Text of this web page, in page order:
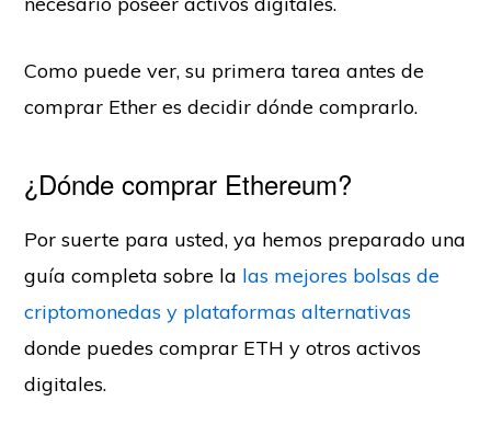
Como puede ver, su primera tarea antes de
comprar Ether es decidir dónde comprarlo.
¿Dónde comprar Ethereum?
Por suerte para usted, ya hemos preparado una
guía completa sobre la las mejores bolsas de
criptomonedas y plataformas alternativas
donde puedes comprar ETH y otros activos
digitales.